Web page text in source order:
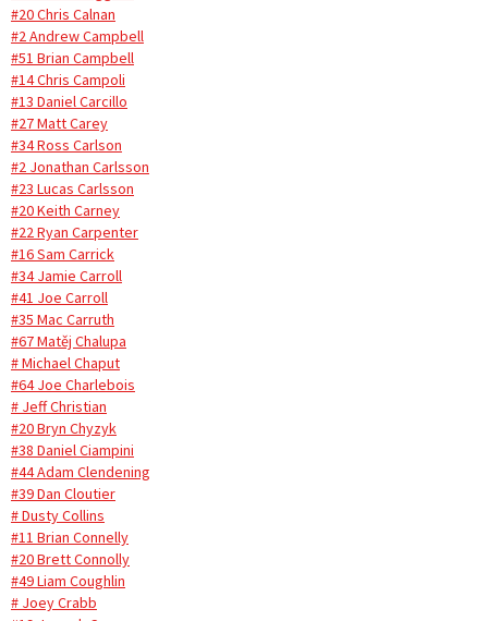
#20 Chris Calnan
#2 Andrew Campbell
#51 Brian Campbell
#14 Chris Campoli
#13 Daniel Carcillo
#27 Matt Carey
#34 Ross Carlson
#2 Jonathan Carlsson
#23 Lucas Carlsson
#20 Keith Carney
#22 Ryan Carpenter
#16 Sam Carrick
#34 Jamie Carroll
#41 Joe Carroll
#35 Mac Carruth
#67 Matěj Chalupa
# Michael Chaput
#64 Joe Charlebois
# Jeff Christian
#20 Bryn Chyzyk
#38 Daniel Ciampini
#44 Adam Clendening
#39 Dan Cloutier
# Dusty Collins
#11 Brian Connelly
#20 Brett Connolly
#49 Liam Coughlin
# Joey Crabb